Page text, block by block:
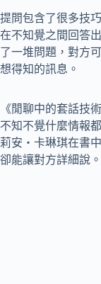
提問包含了很多技
在不知覺之間回答
了一堆問題，對方
想得知的訊息。
《閒聊中的套話技
不知不覺什麼情報
莉安‧卡琳琪在書
卻能讓對方詳細說。